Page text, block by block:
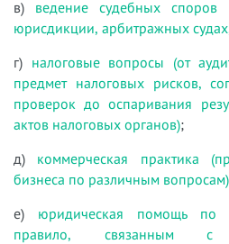
в) ведение судебных
юрисдикции, арбитражных
г) налоговые вопросы (от
предмет налоговых рисков,
проверок до оспаривания
актов налоговых органов);
д) коммерческая практика
бизнеса по различным вопросам)
е) юридическая помощь по
правило, связанным с